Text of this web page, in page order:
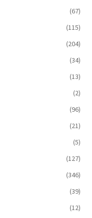
(67)
(115)
(204)
(34)
(13)
(2)
(96)
(21)
(5)
(127)
(346)
(39)
(12)